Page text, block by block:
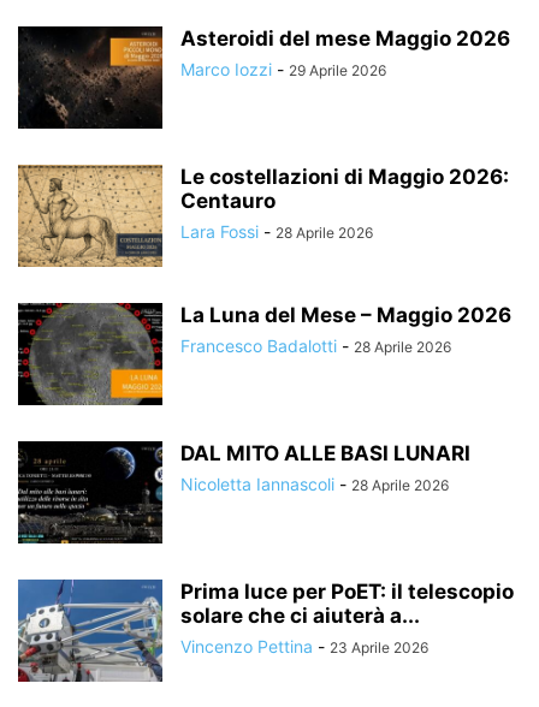
Asteroidi del mese Maggio 2026
Marco Iozzi - 29 Aprile 2026
Le costellazioni di Maggio 2026:
Centauro
Lara Fossi - 28 Aprile 2026
La Luna del Mese – Maggio 2026
Francesco Badalotti - 28 Aprile 2026
DAL MITO ALLE BASI LUNARI
Nicoletta Iannascoli - 28 Aprile 2026
Prima luce per PoET: il telescopio
solare che ci aiuterà a...
Vincenzo Pettina - 23 Aprile 2026